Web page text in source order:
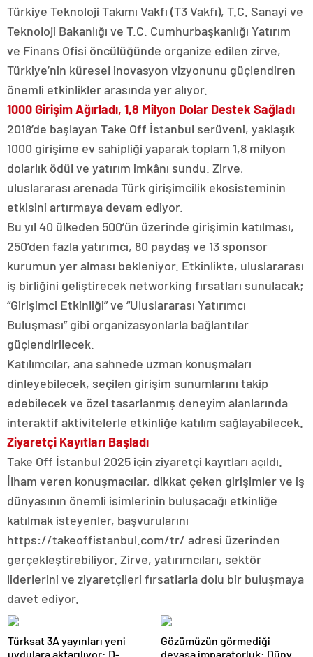
Türkiye Teknoloji Takımı Vakfı (T3 Vakfı), T.C. Sanayi ve
Teknoloji Bakanlığı ve T.C. Cumhurbaşkanlığı Yatırım
ve Finans Ofisi öncülüğünde organize edilen zirve,
Türkiye’nin küresel inovasyon vizyonunu güçlendiren
önemli etkinlikler arasında yer alıyor.
1000 Girişim Ağırladı, 1,8 Milyon Dolar Destek Sağladı
2018’de başlayan Take Off İstanbul serüveni, yaklaşık
1000 girişime ev sahipliği yaparak toplam 1,8 milyon
dolarlık ödül ve yatırım imkânı sundu. Zirve,
uluslararası arenada Türk girişimcilik ekosisteminin
etkisini artırmaya devam ediyor.
Bu yıl 40 ülkeden 500’ün üzerinde girişimin katılması,
250’den fazla yatırımcı, 80 paydaş ve 13 sponsor
kurumun yer alması bekleniyor. Etkinlikte, uluslararası
iş birliğini geliştirecek networking fırsatları sunulacak;
“Girişimci Etkinliği” ve “Uluslararası Yatırımcı
Buluşması” gibi organizasyonlarla bağlantılar
güçlendirilecek.
Katılımcılar, ana sahnede uzman konuşmaları
dinleyebilecek, seçilen girişim sunumlarını takip
edebilecek ve özel tasarlanmış deneyim alanlarında
interaktif aktivitelerle etkinliğe katılım sağlayabilecek.
Ziyaretçi Kayıtları Başladı
Take Off İstanbul 2025 için ziyaretçi kayıtları açıldı.
İlham veren konuşmacılar, dikkat çeken girişimler ve iş
dünyasının önemli isimlerinin buluşacağı etkinliğe
katılmak isteyenler, başvurularını
https://takeoffistanbul.com/tr/ adresi üzerinden
gerçekleştirebiliyor. Zirve, yatırımcıları, sektör
liderlerini ve ziyaretçileri fırsatlarla dolu bir buluşmaya
davet ediyor.
Türksat 3A yayınları yeni
uydulara aktarılıyor: D-
Gözümüzün görmediği
devasa imparatorluk: Dünya